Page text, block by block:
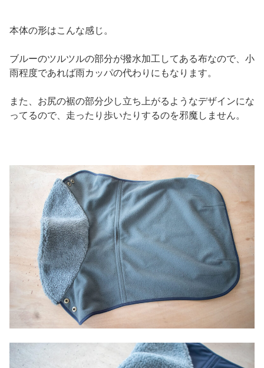
本体の形はこんな感じ。
ブルーのツルツルの部分が撥水加工してある布なので、小
雨程度であれば雨カッパの代わりにもなります。
また、お尻の裾の部分少し立ち上がるようなデザインにな
ってるので、走ったり歩いたりするのを邪魔しません。